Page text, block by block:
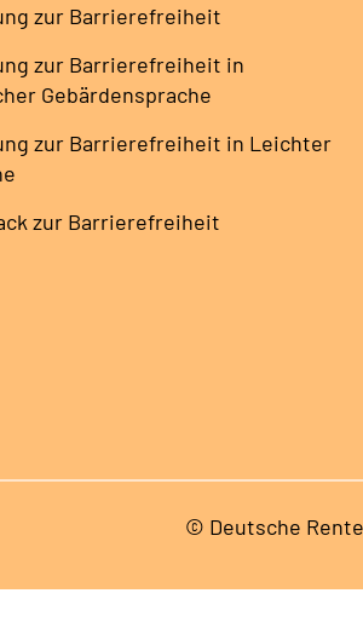
zur Barrierefreiheit
zur Barrierefreiheit in
Gebärdensprache
zur Barrierefreiheit in Leichter
zur Barrierefreiheit
© Deutsche